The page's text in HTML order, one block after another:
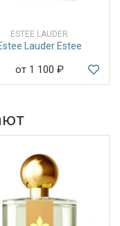
ESTEE LAUDER
Lauder Estee
от 1 100 ₽